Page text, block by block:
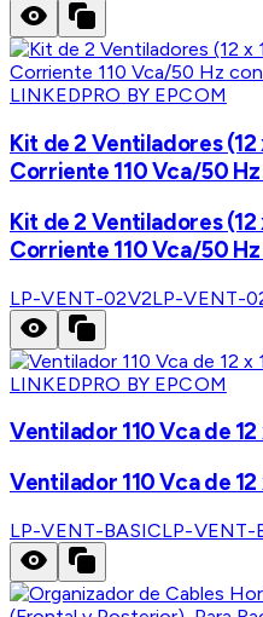
LINKEDPRO BY EPCOM
Kit de 2 Ventiladores (12
Corriente 110 Vca/50
Kit de 2 Ventiladores (12
Corriente 110 Vca/50
LP-VENT-02V2LP-VENT-
LINKEDPRO BY EPCOM
Ventilador 110 Vca de
Ventilador 110 Vca de
LP-VENT-BASICLP-VENT-